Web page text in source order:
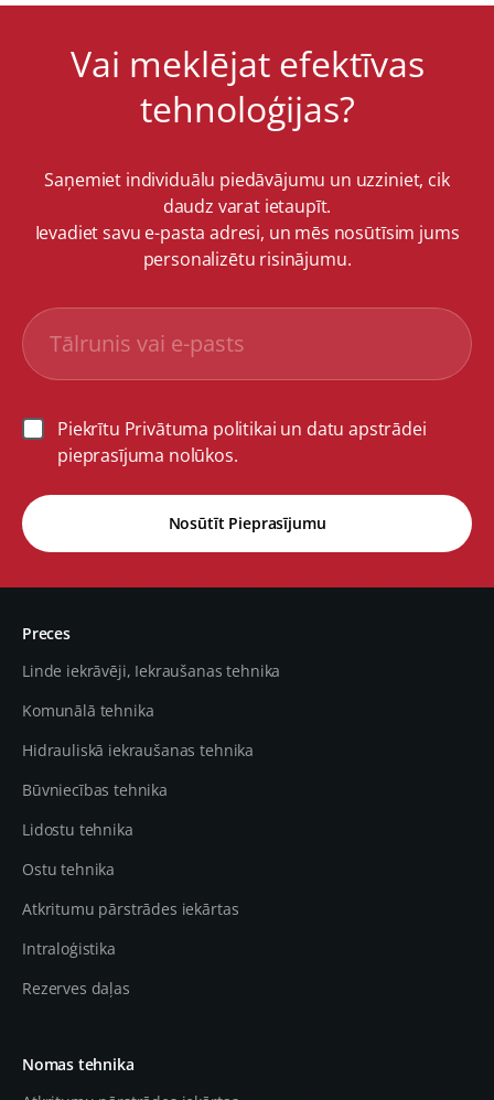
Vai meklējat efektīvas
tehnoloģijas?
Saņemiet individuālu piedāvājumu un uzziniet, cik
daudz varat ietaupīt.
Ievadiet savu e-pasta adresi, un mēs nosūtīsim jums
personalizētu risinājumu.
Piekrītu Privātuma politikai un datu apstrādei
pieprasījuma nolūkos.
Nosūtīt Pieprasījumu
Preces
Linde iekrāvēji, Iekraušanas tehnika
Komunālā tehnika
Hidrauliskā iekraušanas tehnika
Būvniecības tehnika
Lidostu tehnika
Ostu tehnika
Atkritumu pārstrādes iekārtas
Intraloģistika
Rezerves daļas
Nomas tehnika